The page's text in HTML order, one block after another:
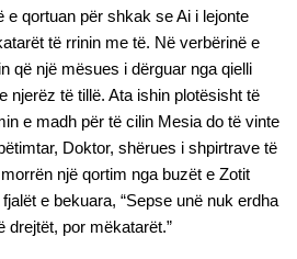
e qortuan për shkak se Ai i lejonte
të rrinin me të. Në verbërinë e
që një mësues i dërguar nga qielli
njerëz të tillë. Ata ishin plotësisht të
e madh për të cilin Mesia do të vinte
Doktor, shërues i shpirtrave të
një qortim nga buzët e Zotit
e bekuara, “Sepse unë nuk erdha
drejtët, por mëkatarët.”